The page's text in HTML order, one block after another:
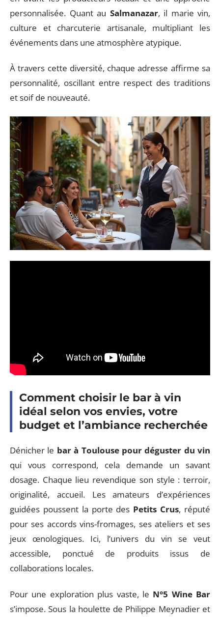
personnalisée. Quant au Salmanazar, il marie vin,
culture et charcuterie artisanale, multipliant les
événements dans une atmosphère atypique.
À travers cette diversité, chaque adresse affirme sa
personnalité, oscillant entre respect des traditions
et soif de nouveauté.
Comment choisir le bar à vin
idéal selon vos envies, votre
budget et l’ambiance recherchée
Dénicher le bar à Toulouse pour déguster du vin
qui vous correspond, cela demande un savant
dosage. Chaque lieu revendique son style : terroir,
originalité, accueil. Les amateurs d’expériences
guidées poussent la porte des Petits Crus, réputé
pour ses accords vins-fromages, ses ateliers et ses
jeux œnologiques. Ici, l’univers du vin se veut
accessible, ponctué de produits issus de
collaborations locales.
Pour une exploration plus vaste, le N°5 Wine Bar
s’impose. Sous la houlette de Philippe Meynadier et